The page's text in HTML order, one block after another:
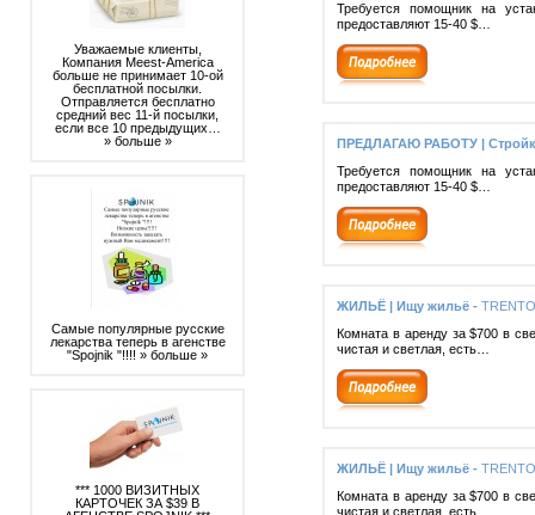
Уважаемые клиенты,
Компания Meest-America
больше не принимает 10-ой
бесплатной посылки.
Отправляется бесплатно
средний вес 11-й посылки,
если все 10 предыдущих…
» больше »
Самые популярные русские
лекарства теперь в агенстве
"Spojnik "!!!! » больше »
*** 1000 ВИЗИТНЫХ
КАРТОЧЕК ЗА $39 В
Требуется помощник на
предоставляют 15-40 $…
ПРЕДЛАГАЮ РАБОТУ |
Требуется помощник на
предоставляют 15-40 $…
ЖИЛЬЁ | Ищу жильё -
Комната в аренду за $700 в
чистая и светлая, есть…
ЖИЛЬЁ | Ищу жильё -
Комната в аренду за $700 в
чистая и светлая, есть…